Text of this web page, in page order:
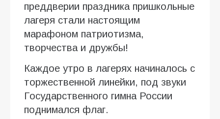
преддверии праздника пришкольные
лагеря стали настоящим
марафоном патриотизма,
творчества и дружбы!
Каждое утро в лагерях начиналось с
торжественной линейки, под звуки
Государственного гимна России
поднимался флаг.